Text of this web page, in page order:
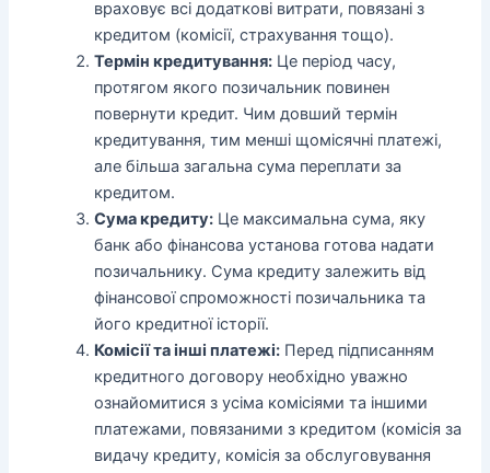
враховує всі додаткові витрати, повязані з
кредитом (комісії, страхування тощо).
Термін кредитування: Це період часу,
протягом якого позичальник повинен
повернути кредит. Чим довший термін
кредитування, тим менші щомісячні платежі,
але більша загальна сума переплати за
кредитом.
Сума кредиту: Це максимальна сума, яку
банк або фінансова установа готова надати
позичальнику. Сума кредиту залежить від
фінансової спроможності позичальника та
його кредитної історії.
Комісії та інші платежі: Перед підписанням
кредитного договору необхідно уважно
ознайомитися з усіма комісіями та іншими
платежами, повязаними з кредитом (комісія за
видачу кредиту, комісія за обслуговування